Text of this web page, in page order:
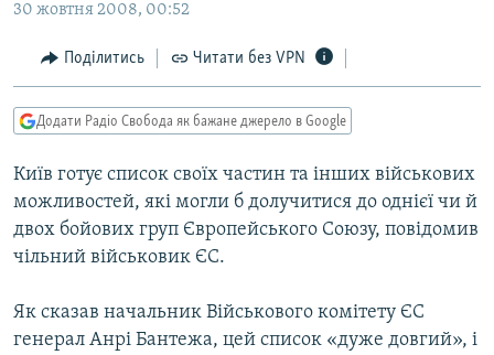
до
навігації
Перейти
до
ПОЛІТИКА
ЕКОНОМІКА
КУЛЬТУРА
СПОРТ
УКРАЇНА
СВІТ
ВІЙНА
РОСІЙСЬКА «ФІЛЬТРАЦІЯ»
КРИМ.РЕАЛІЇ
ТИ ЯК?
СХЕМИ
КИТАЙ.ВИКЛИКИ
ФОТО
30 жовтня 2008, 00:52
Поділитись Читати без VPN
Додати Радіо Свобода як бажане джерело в Google
Київ готує список своїх частин та інших військових
можливостей, які могли б долучитися до однієї чи й
двох бойових груп Європейського Союзу, повідомив
чільний військовик ЄС.
Як сказав начальник Військового комітету ЄС
генерал Анрі Бантежа, цей список «дуже довгий», і